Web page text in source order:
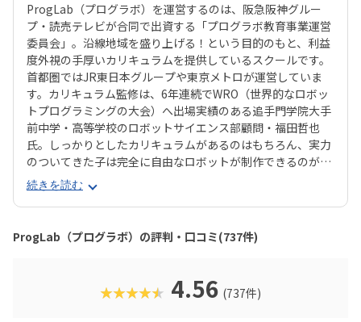
ProgLab（プログラボ）を運営するのは、阪急阪神グルー
プ・読売テレビが合同で出資する「プログラボ教育事業運営
委員会」。沿線地域を盛り上げる！という目的のもと、利益
度外視の手厚いカリキュラムを提供しているスクールです。
首都圏ではJR東日本グループや東京メトロが運営していま
す。カリキュラム監修は、6年連続でWRO（世界的なロボッ
トプログラミングの大会）へ出場実績のある追手門学院大手
前中学・高等学校のロボットサイエンス部顧問・福田哲也
氏。しっかりとしたカリキュラムがあるのはもちろん、実力
のついてきた子は完全に自由なロボットが制作できるのが魅
力！教室の都合に合わせるのではなく、子どもの興味・関心
に合わせた学習ができるので、「ちょっとずつロボットに詳
しくなりたい♪」なんてお子さんはもちろん、「将来はぜ
ひ、エンジニアに」という本格志向のお子さんも大満足間違
いなしです。また、プログラボでは、時代に合わせて常に新
ものづくりを楽しめる「プログラボ クリエイターズ」、新聞
記者のメソッドで読解力や表現力を養う「ロジカルリーディ
続きを読む
ProgLab（プログラボ）の評判・口コミ(737件)
★★★★★ 4.56 (737件)